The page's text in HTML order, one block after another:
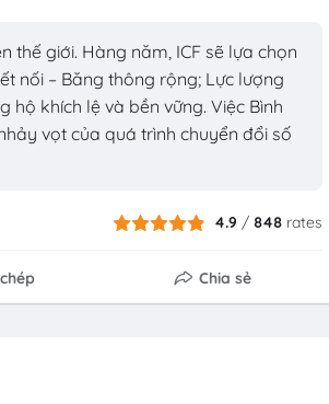
thế giới. Hàng năm, ICF sẽ lựa chọn
nối – Băng thông rộng; Lực lượng
khích lệ và bền vững. Việc Bình
vọt của quá trình chuyển đổi số
4.9 / 848 rates
Chia sẻ